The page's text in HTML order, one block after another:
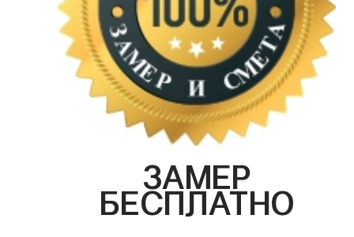
ЗАМЕР
БЕСПЛАТНО